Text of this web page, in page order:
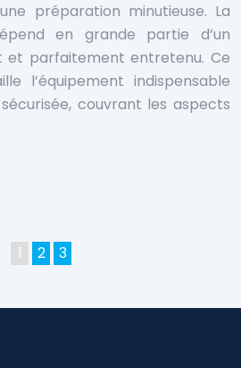
préparation minutieuse. La
en grande partie d’un
et parfaitement entretenu. Ce
l’équipement indispensable
couvrant les aspects
1 2 3